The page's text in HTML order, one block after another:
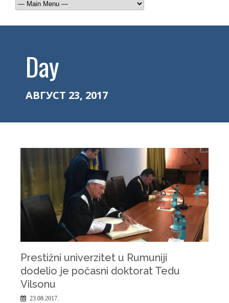
Day
АВГУСТ 23, 2017
Prestižni univerzitet u Rumuniji
dodelio je počasni doktorat Tedu
Vilsonu
23.08.2017.